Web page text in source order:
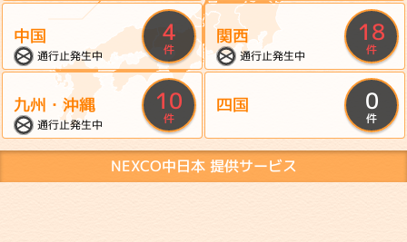
中国 4
件
通行止発生中
関西 18
件
通行止発生中
九州・沖縄 10
件
通行止発生中
四国 0
件
NEXCO中日本 提供サービス